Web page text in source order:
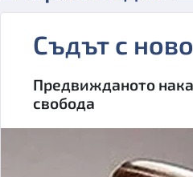
Съдът с
Предвижданото
свобода